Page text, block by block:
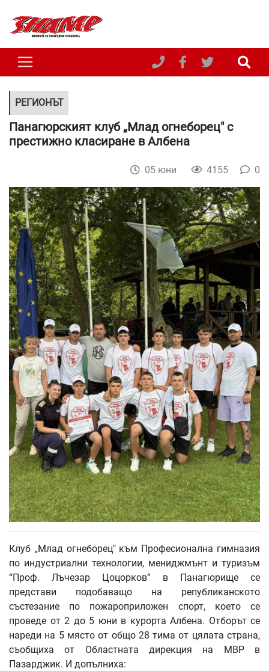
РЕГИОНЪТ
Панагюрският клуб „Млад огнеборец" с
престижно класиране в Албена
05 юни 4155 0
Клуб „Млад огнеборец" към Професионална гимназия
по индустриални технологии, мениджмънт и туризъм
“Проф. Лъчезар Цоцорков” в Панагюрище се
представи подобаващо на републиканското
състезание по пожароприложен спорт, което се
проведе от 2 до 5 юни в курорта Албена. Отборът се
нареди на 5 място от общо 28 тима от цялата страна,
съобщиха от Областната дирекция на МВР в
Пазарджик. И допълниха: